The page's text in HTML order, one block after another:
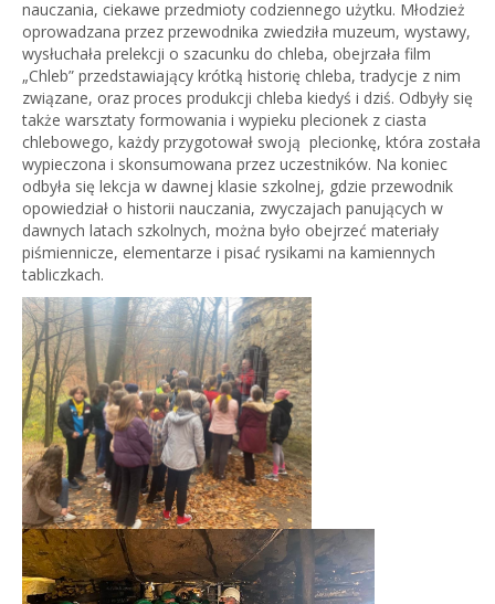
nauczania, ciekawe przedmioty codziennego użytku. Młodzież
oprowadzana przez przewodnika zwiedziła muzeum, wystawy,
wysłuchała prelekcji o szacunku do chleba, obejrzała film
„Chleb” przedstawiający krótką historię chleba, tradycje z nim
związane, oraz proces produkcji chleba kiedyś i dziś. Odbyły się
także warsztaty formowania i wypieku plecionek z ciasta
chlebowego, każdy przygotował swoją plecionkę, która została
wypieczona i skonsumowana przez uczestników. Na koniec
odbyła się lekcja w dawnej klasie szkolnej, gdzie przewodnik
opowiedział o historii nauczania, zwyczajach panujących w
dawnych latach szkolnych, można było obejrzeć materiały
piśmiennicze, elementarze i pisać rysikami na kamiennych
tabliczkach.